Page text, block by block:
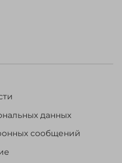
данных
сообщений